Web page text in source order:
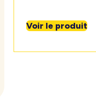
Voir le produit